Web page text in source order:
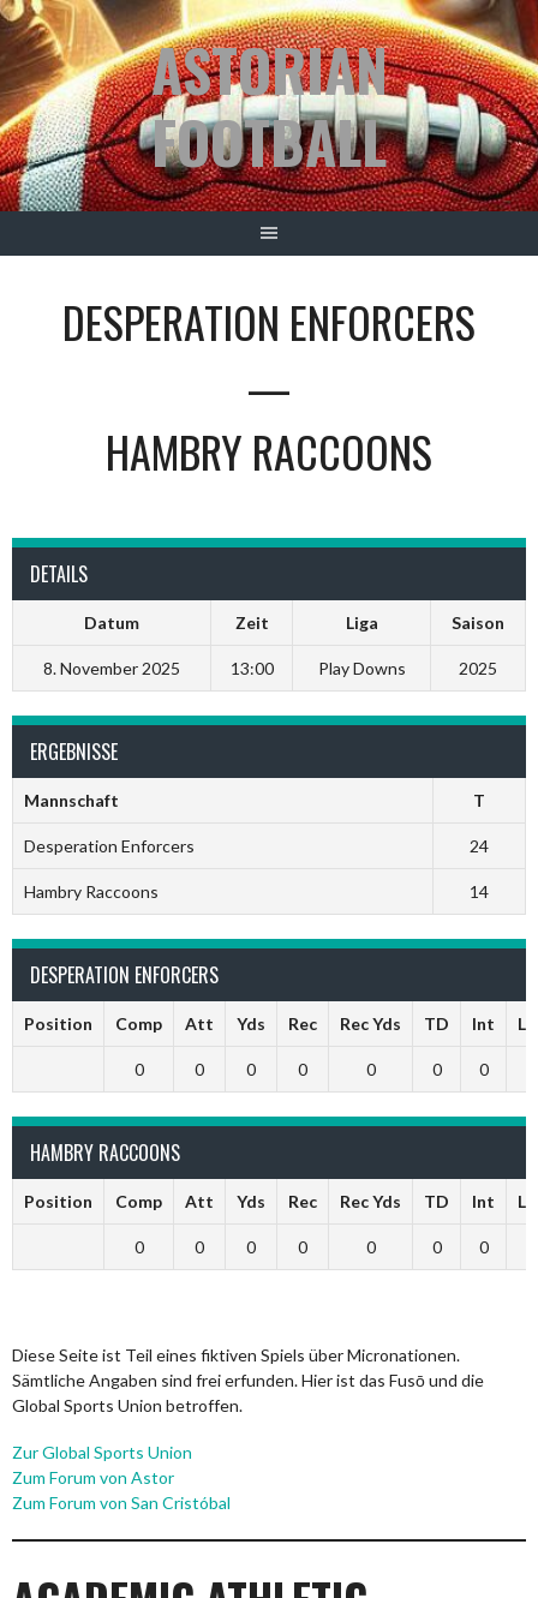
Springe
zum
Inhalt
ASTORIAN
FOOTBALL
DESPERATION ENFORCERS
—
HAMBRY RACCOONS
DETAILS
Datum Zeit Liga Saison
8. November 2025 13:00 Play Downs 2025
ERGEBNISSE
Mannschaft T
Desperation Enforcers 24
Hambry Raccoons 14
DESPERATION ENFORCERS
Position Comp Att Yds Rec Rec Yds TD Int
0 0 0 0 0 0 0
HAMBRY RACCOONS
Position Comp Att Yds Rec Rec Yds TD Int
0 0 0 0 0 0 0
Diese Seite ist Teil eines fiktiven Spiels über Micronationen.
Sämtliche Angaben sind frei erfunden. Hier ist das Fusō und die
Global Sports Union betroffen.
Zur Global Sports Union
Zum Forum von Astor
Zum Forum von San Cristóbal